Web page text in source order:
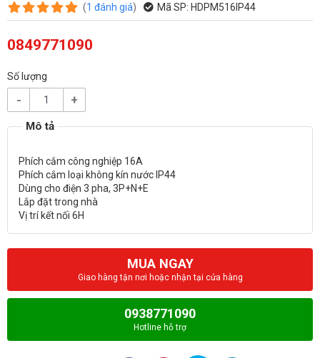
(1 đánh giá) Mã SP: HDPM516IP44
0849771090
Số lượng
- +
Phích cắm công nghiệp 16A
Phích cắm loại không kín nước IP44
Dùng cho điện 3 pha, 3P+N+E
Lắp đặt trong nhà
MUA NGAY
Giao hàng tận nơi hoặc nhận tại cửa hàng
0938771090
Hotline hỗ trợ